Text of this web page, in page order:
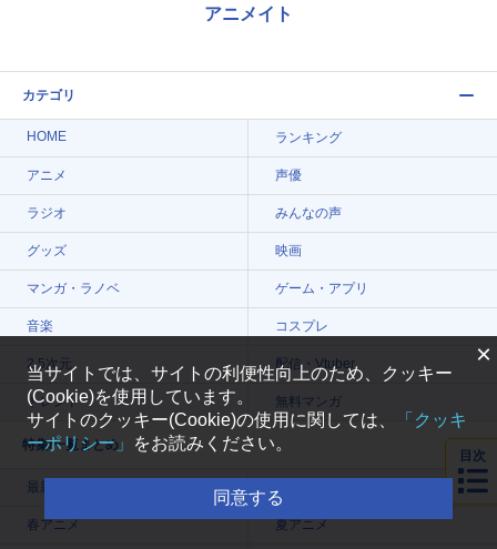
アニメイト
カテゴリ
HOME ランキング
アニメ 声優
ラジオ みんなの声
グッズ 映画
マンガ・ラノベ ゲーム・アプリ
音楽 コスプレ
2.5次元 配信・Vtuber
トレンド 無料マンガ
特集/一覧まとめ
最新記事一覧 今期アニメ曜日別一覧
春アニメ 夏アニメ
目次
×
当サイトでは、サイトの利便性向上のため、クッキー
(Cookie)を使用しています。
サイトのクッキー(Cookie)の使用に関しては、
「クッキ
ーポリシー」
をお読みください。
同意する